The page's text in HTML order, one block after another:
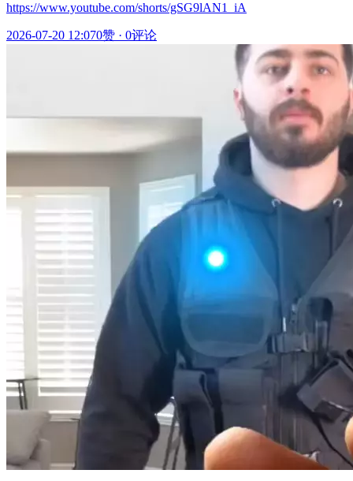
https://www.youtube.com/shorts/gSG9lAN1_iA
2026-07-20 12:070赞 · 0评论